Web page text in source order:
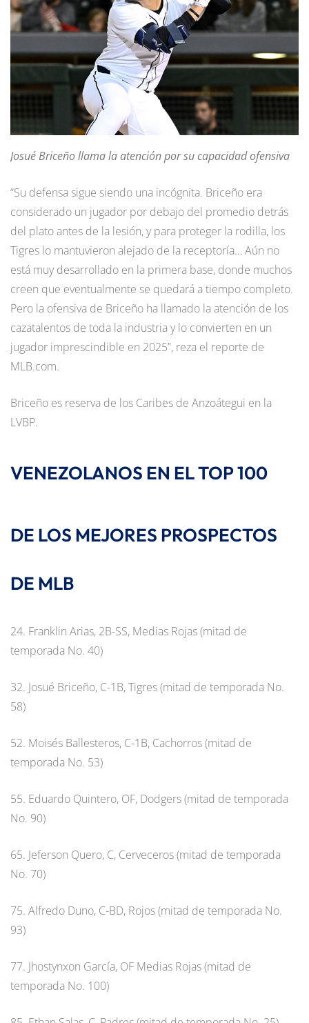
Josué Briceño llama la atención por su capacidad ofensiva
“Su defensa sigue siendo una incógnita. Briceño era
considerado un jugador por debajo del promedio detrás
del plato antes de la lesión, y para proteger la rodilla, los
Tigres lo mantuvieron alejado de la receptoría… Aún no
está muy desarrollado en la primera base, donde muchos
creen que eventualmente se quedará a tiempo completo.
Pero la ofensiva de Briceño ha llamado la atención de los
cazatalentos de toda la industria y lo convierten en un
jugador imprescindible en 2025”, reza el reporte de
MLB.com.
Briceño es reserva de los Caribes de Anzoátegui en la
LVBP.
VENEZOLANOS EN EL TOP 100
DE LOS MEJORES PROSPECTOS
DE MLB
24. Franklin Arias, 2B-SS, Medias Rojas (mitad de
temporada No. 40)
32. Josué Briceño, C-1B, Tigres (mitad de temporada No.
58)
52. Moisés Ballesteros, C-1B, Cachorros (mitad de
temporada No. 53)
55. Eduardo Quintero, OF, Dodgers (mitad de temporada
No. 90)
65. Jeferson Quero, C, Cerveceros (mitad de temporada
No. 70)
75. Alfredo Duno, C-BD, Rojos (mitad de temporada No.
93)
77. Jhostynxon García, OF Medias Rojas (mitad de
temporada No. 100)